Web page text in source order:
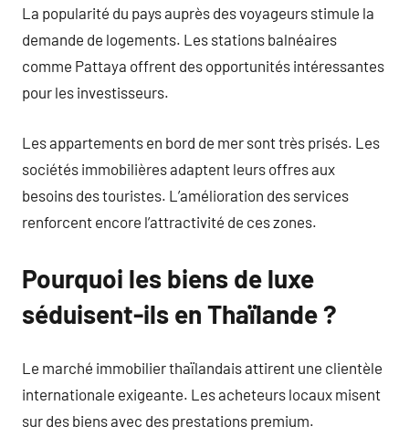
La popularité du pays auprès des voyageurs stimule la
demande de logements. Les stations balnéaires
comme Pattaya offrent des opportunités intéressantes
pour les investisseurs.
Les appartements en bord de mer sont très prisés. Les
sociétés immobilières adaptent leurs offres aux
besoins des touristes. L’amélioration des services
renforcent encore l’attractivité de ces zones.
Pourquoi les biens de luxe
séduisent-ils en Thaïlande ?
Le marché immobilier thaïlandais attirent une clientèle
internationale exigeante. Les acheteurs locaux misent
sur des biens avec des prestations premium.